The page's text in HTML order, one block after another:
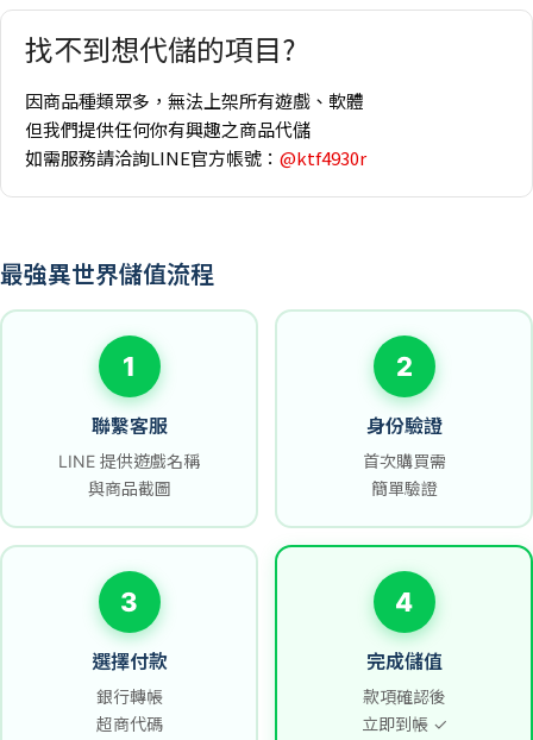
找不到想代儲的項目?
因商品種類眾多，無法上架所有遊戲、軟體
但我們提供任何你有興趣之商品代儲
如需服務請洽詢LINE官方帳號： @ktf4930r
最強異世界儲值流程
1
聯繫客服
LINE 提供遊戲名稱
與商品截圖
2
身份驗證
首次購買需
簡單驗證
3
選擇付款
銀行轉帳
超商代碼
4
完成儲值
款項確認後
立即到帳 ✓